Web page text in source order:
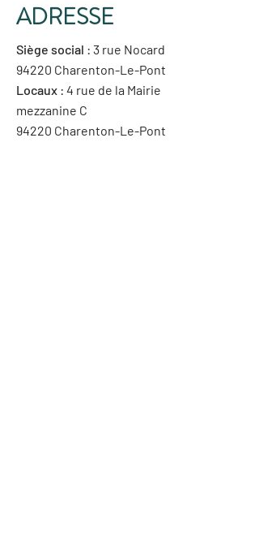
ADRESSE
Siège social : 3 rue Nocard
94220 Charenton-Le-Pont
Locaux : 4 rue de la Mairie
mezzanine C
94220 Charenton-Le-Pont